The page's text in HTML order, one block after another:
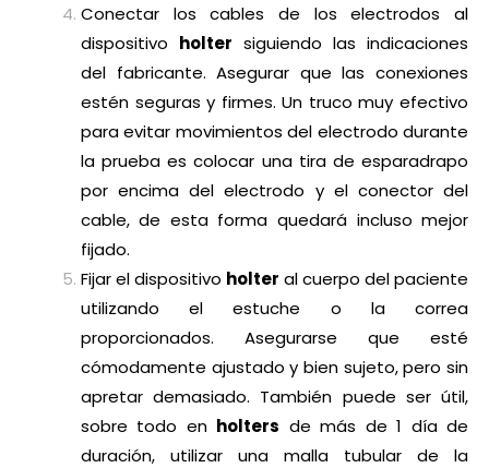
Conectar los cables de los electrodos al
dispositivo holter siguiendo las indicaciones
del fabricante. Asegurar que las conexiones
estén seguras y firmes. Un truco muy efectivo
para evitar movimientos del electrodo durante
la prueba es colocar una tira de esparadrapo
por encima del electrodo y el conector del
cable, de esta forma quedará incluso mejor
fijado.
Fijar el dispositivo holter al cuerpo del paciente
utilizando el estuche o la correa
proporcionados. Asegurarse que esté
cómodamente ajustado y bien sujeto, pero sin
apretar demasiado. También puede ser útil,
sobre todo en holters de más de 1 día de
duración, utilizar una malla tubular de la